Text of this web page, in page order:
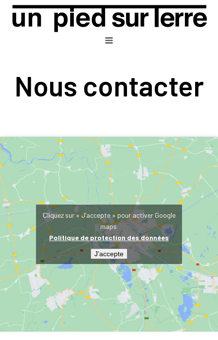
Nous contacter
Cliquez sur « J’accepte » pour activer Google
maps
Politique de protection des données
J’accepte